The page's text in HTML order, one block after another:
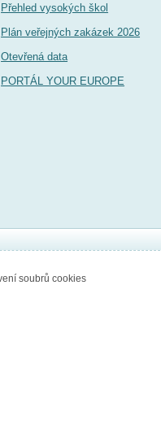
Přehled vysokých škol
Plán veřejných zakázek 2026
Otevřená data
PORTÁL YOUR EUROPE
soubrů cookies